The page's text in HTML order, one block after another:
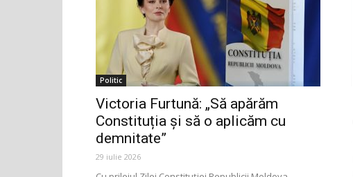
Politic
Victoria Furtună: „Să apărăm
Constituția și să o aplicăm cu
demnitate”
29 iulie 2026